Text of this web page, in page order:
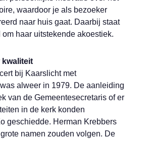
waardoor je als bezoeker
naar huis gaat. Daarbij staat
haar uitstekende akoestiek.
kwaliteit
bij Kaarslicht met
alweer in 1979. De aanleiding
van de Gemeentesecretaris of er
in de kerk konden
geschiedde. Herman Krebbers
namen zouden volgen. De